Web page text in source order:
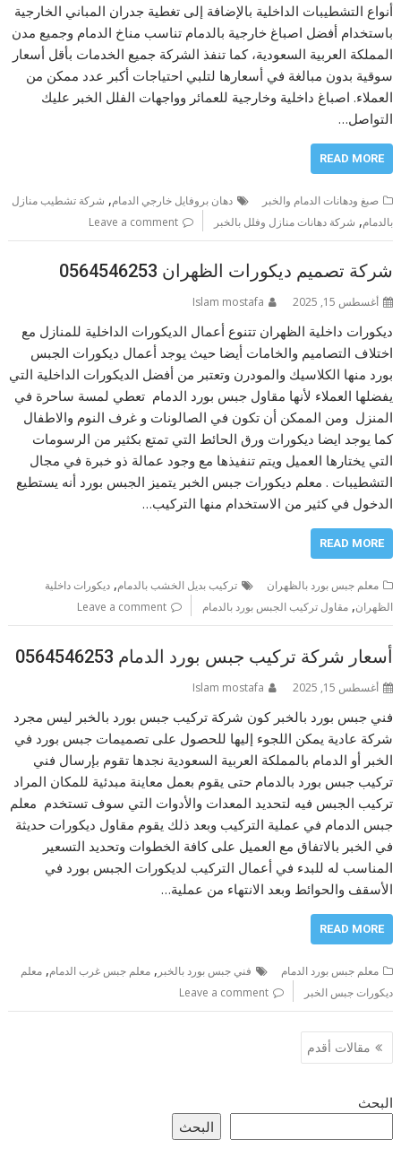
أنواع التشطيبات الداخلية بالإضافة إلى تغطية جدران المباني الخارجية
باستخدام أفضل اصباغ خارجية بالدمام تناسب مناخ الدمام وجميع مدن
المملكة العربية السعودية، كما تنفذ الشركة جميع الخدمات بأقل أسعار
سوقية بدون مبالغة في أسعارها لتلبي احتياجات أكبر عدد ممكن من
العملاء. اصباغ داخلية وخارجية للعمائر وواجهات الفلل الخبر عليك
التواصل…
READ MORE
صبغ ودهانات الدمام والخبر دهان بروفايل خارجي الدمام, شركة تشطيب منازل
بالدمام, شركة دهانات منازل وفلل بالخبر Leave a comment
شركة تصميم ديكورات الظهران 0564546253
أغسطس 15, 2025 Islam mostafa
ديكورات داخلية الظهران تتنوع أعمال الديكورات الداخلية للمنازل مع
اختلاف التصاميم والخامات أيضا حيث يوجد أعمال ديكورات الجبس
بورد منها الكلاسيك والمودرن وتعتبر من أفضل الديكورات الداخلية التي
يفضلها العملاء لأنها مقاول جبس بورد الدمام تعطي لمسة ساحرة في
المنزل ومن الممكن أن تكون في الصالونات و غرف النوم والاطفال
كما يوجد ايضا ديكورات ورق الحائط التي تمتع بكثير من الرسومات
التي يختارها العميل ويتم تنفيذها مع وجود عمالة ذو خبرة في مجال
التشطيبات . معلم ديكورات جبس الخبر يتميز الجبس بورد أنه يستطيع
الدخول في كثير من الاستخدام منها التركيب…
READ MORE
معلم جبس بورد بالظهران تركيب بديل الخشب بالدمام,ديكورات داخلية
الظهران,مقاول تركيب الجبس بورد بالدمام Leave a comment
أسعار شركة تركيب جبس بورد الدمام 0564546253
أغسطس 15, 2025 Islam mostafa
فني جبس بورد بالخبر كون شركة تركيب جبس بورد بالخبر ليس مجرد
شركة عادية يمكن اللجوء إليها للحصول على تصميمات جبس بورد في
الخبر أو الدمام بالمملكة العربية السعودية نجدها تقوم بإرسال فني
تركيب جبس بورد بالدمام حتى يقوم بعمل معاينة مبدئية للمكان المراد
تركيب الجبس فيه لتحديد المعدات والأدوات التي سوف تستخدم معلم
جبس الدمام في عملية التركيب وبعد ذلك يقوم مقاول ديكورات حديثة
في الخبر بالاتفاق مع العميل على كافة الخطوات وتحديد التسعير
المناسب له للبدء في أعمال التركيب لديكورات الجبس بورد في
الأسقف والحوائط وبعد الانتهاء من عملية…
READ MORE
معلم جبس بورد الدمام فني جبس بورد بالخبر ,معلم جبس غرب الدمام,معلم
ديكورات جبس الخبر
Leave a comment
تصفّح
المقالات
مقالات أقدم
البحث
البحث